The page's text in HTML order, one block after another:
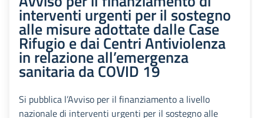
interventi urgenti per il sostegno
alle misure adottate dalle Case
Rifugio e dai Centri Antiviolenza
in relazione all’emergenza
sanitaria da COVID 19
Si pubblica l’Avviso per il finanziamento a livello
nazionale di interventi urgenti per il sostegno alle